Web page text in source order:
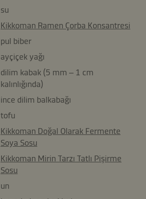
su
Kikkoman Ramen Çorba Konsantresi
pul biber
ayçiçek yağı
dilim kabak (5 mm – 1 cm
kalınlığında)
ince dilim balkabağı
tofu
Kikkoman Doğal Olarak Fermente
Soya Sosu
Kikkoman Mirin Tarzı Tatlı Pişirme
Sosu
un